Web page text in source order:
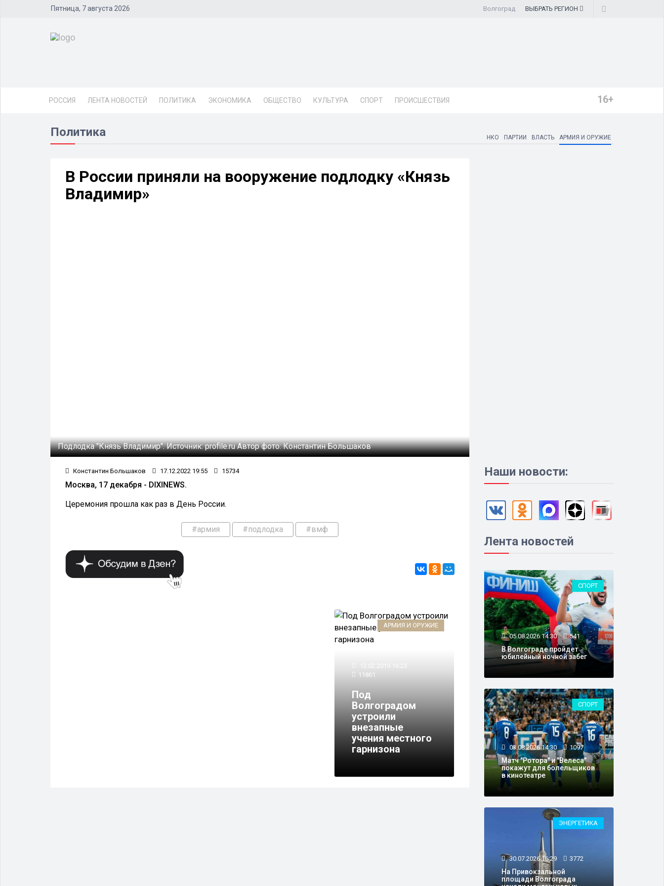
Пятница, 7 августа 2026 Волгоград ВЫБРАТЬ РЕГИОН
РОССИЯ ЛЕНТА НОВОСТЕЙ ПОЛИТИКА ЭКОНОМИКА ОБЩЕСТВО КУЛЬТУРА СПОРТ ПРОИСШЕСТВИЯ 16+
Политика НКО ПАРТИИ ВЛАСТЬ АРМИЯ И ОРУЖИЕ
В России приняли на вооружение подлодку «Князь
Владимир»
Подлодка "Князь Владимир".Источник:profile.ruАвтор фото:Константин Большаков
Константин Большаков 17.12.2022 19:55 15734
Москва, 17 декабря - DIXINEWS.
Церемония прошла как раз в День России.
#армия #подлодка #вмф
АРМИЯ И ОРУЖИЕ
13.02.2019 16:23
11861
Под
Волгоградом
устроили
внезапные
учения местного
гарнизона
Наши новости:
Лента новостей
СПОРТ
05.08.2026 14:30 541
В Волгограде пройдет
юбилейный ночной забег
СПОРТ
03.08.2026 14:30 1097
Матч "Ротора" и "Велеса"
покажут для болельщиков
в кинотеатре
ЭНЕРГЕТИКА
30.07.2026 16:29 3772
На Привокзальной
площади Волгограда